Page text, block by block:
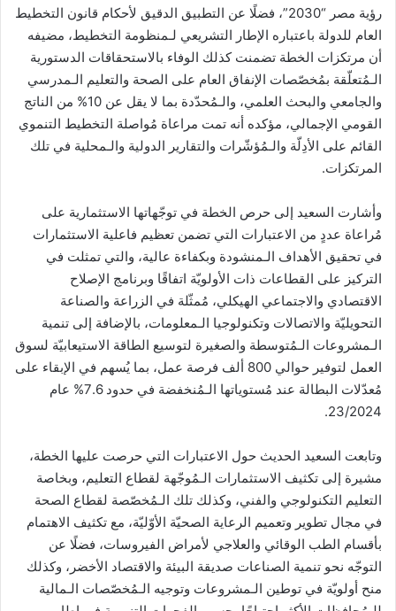
رؤية مصر “2030”، فضلًا عن التطبيق الدقيق لأحكام قانون التخطيط
العام للدولة باعتباره الإطار التشريعي لـمنظومة التخطيط، مضيفه
أن مرتكزات الخطة تضمنت كذلك الوفاء بالاستحقاقات الدستورية
الـمُتعلّقة بمُخصّصات الإنفاق العام على الصحة والتعليم الـمدرسي
والجامعي والبحث العلمي، والـمُحدّدة بما لا يقل عن 10% من الناتج
القومي الإجمالي، مؤكده أنه تمت مراعاة مُواصلة التخطيط التنموي
القائم على الأدِلّة والـمُؤشّرات والتقارير الدولية والـمحلية في تلك
المرتكزات.
وأشارت السعيد إلى حرص الخطة في توجّهاتها الاستثمارية على
مُراعاة عددٍ من الاعتبارات التي تضمن تعظيم فاعلية الاستثمارات
في تحقيق الأهداف الـمنشودة وبكفاءة عالية، والتي تمثلت في
التركيز على القطاعات ذات الأولويّة اتفاقًا وبرنامج الإصلاح
الاقتصادي والاجتماعي الهيكلي، مُمثّلة في الزراعة والصناعة
التحويليّة والاتصالات وتكنولوجيا الـمعلومات، بالإضافة إلى تنمية
الـمشروعات الـمُتوسطة والصغيرة لتوسيع الطاقة الاستيعابيّة لسوق
العمل لتوفير حوالي 800 ألف فرصة عمل، بما يُسهم في الإبقاء على
مُعدّلات البطالة عند مُستوياتها الـمُنخفضة في حدود 7.6% عام
23/2024.
وتابعت السعيد الحديث حول الاعتبارات التي حرصت عليها الخطة،
مشيرة إلى تكثيف الاستثمارات الـمُوجّهة لقطاع التعليم، وبخاصة
التعليم التكنولوجي والفني، وكذلك تلك الـمُخصّصة لقطاع الصحة
في مجال تطوير وتعميم الرعاية الصحيّة الأوّليّة، مع تكثيف الاهتمام
بأقسام الطب الوقائي والعلاجي لأمراض الفيروسات، فضلًا عن
التوجّه نحو تنمية الصناعات صديقة البيئة والاقتصاد الأخضر، وكذلك
منح أولويّة في توطين الـمشروعات وتوجيه الـمُخصّصات الـمالية